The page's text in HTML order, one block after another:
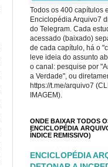
Todos os 400 capítulos
Enciclopédia Arquivo7
do Telegram. Cada
acessado (baixado)
de cada capítulo, há o
leve ideia do assunto
o canal: pesquise por
a Verdade", ou
https://t.me/arquivo7
IMAGEM).
ONDE BAIXAR TODOS
ENCICLOPÉDIA
ÍNDICE REMISSIVO)
ENCICLOPÉDIA